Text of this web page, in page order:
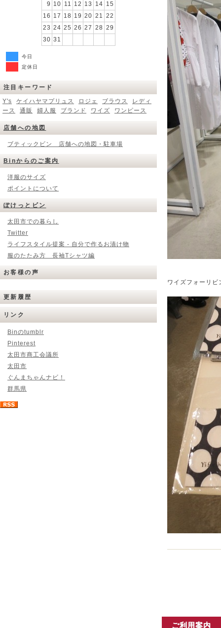
9 10 11 12 13 14 15
16 17 18 19 20 21 22
23 24 25 26 27 28 29
30 31
今日
定休日
注目キーワード
Y's
ケイハヤマプリュス ロジェ ブラウス
レディ
ース
通販 婦人服 ブランド ワイズ ワンピース
店舗への地図
ブティックビン 店舗への地図・駐車場
Binからのご案内
洋服のサイズ
ポイントについて
ぽけっとビン
太田市での暮らし
Twitter
ライフスタイル提案 - 自分で作るお漬け物
服のたたみ方 長袖Tシャツ編
お客様の声
更新履歴
リンク
Binのtumblr
Pinterest
太田市商工会議所
太田市
ぐんまちゃんナビ！
群馬県
ワイズフォーリ
ご利用案内